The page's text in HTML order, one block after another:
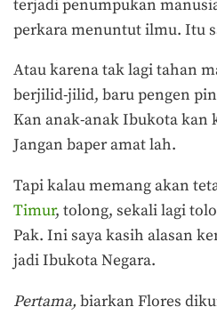
terjadi penumpukan
perkara menuntut ilmu. Itu
Atau karena tak lagi tahan
berjilid-jilid, baru pengen
Kan anak-anak Ibukota kan
Jangan baper amat lah.
Tapi kalau memang akan
Timur, tolong, sekali lagi
Pak. Ini saya kasih alasan
jadi Ibukota Negara.
Pertama, biarkan Flores